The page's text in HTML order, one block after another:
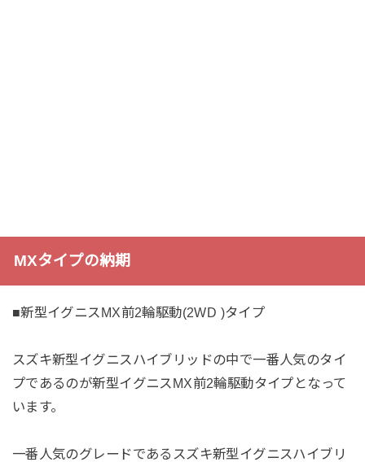
MXタイプの納期
■新型イグニスMX前2輪駆動(2WD )タイプ
スズキ新型イグニスハイブリッドの中で一番人気のタイ
プであるのが新型イグニスMX前2輪駆動タイプとなって
います。
一番人気のグレードであるスズキ新型イグニスハイブリ